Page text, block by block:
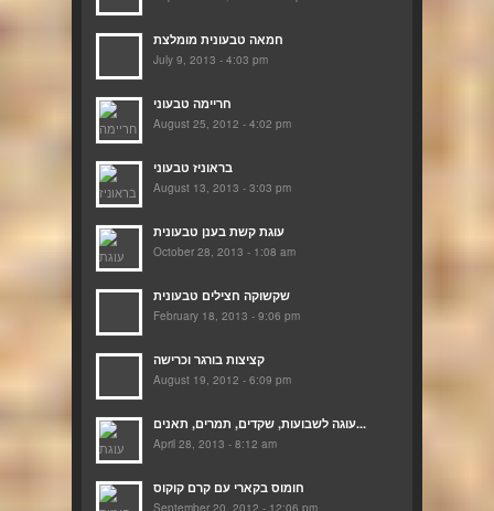
חמאה טבעונית מומלצת
July 9, 2013 - 4:03 pm
חריימה טבעוני
August 25, 2012 - 4:02 pm
בראוניז טבעוני
August 13, 2013 - 3:03 pm
עוגת קשת בענן טבעונית
October 28, 2013 - 1:08 am
שקשוקה חצילים טבעונית
February 18, 2013 - 9:06 pm
קציצות בורגר וכרישה
August 19, 2012 - 6:09 pm
עוגה לשבועות, שקדים, תמרים, תאנים...
April 28, 2013 - 8:12 am
חומוס בקארי עם קרם קוקוס